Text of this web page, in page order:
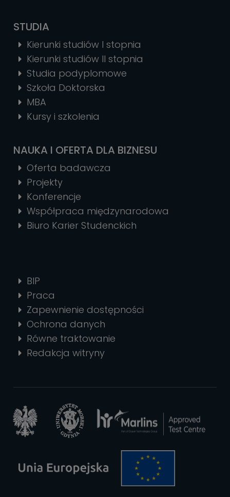
STUDIA
Kierunki studiów I stopnia
Kierunki studiów II stopnia
Studia podyplomowe
Szkoła Doktorska
MBA
Kursy i szkolenia
NAUKA I OFERTA DLA BIZNESU
Oferta badawcza
Projekty
Konferencje
Współpraca międzynarodowa
Biuro Karier Studenckich
BIP
Praca
Zapewnienie dostępności
Ochrona danych
Równe traktowanie
Redakcja witryny